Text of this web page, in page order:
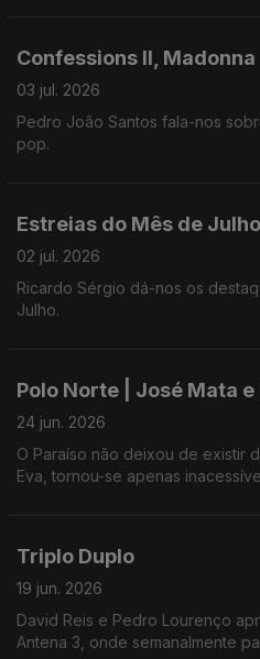
Confessions II, Madonna
03 jul. 2026
Pedro João Santos fala-nos
pop.
Estreias do Mês de Julho
02 jul. 2026
Ricardo Sérgio dá-nos os
Julho.
Polo Norte | José Mata e
24 jun. 2026
O Paraíso não deixou de existir
Eva, tornou-se apenas
Fairfield Warren.
Triplo Duplo
19 jun. 2026
David Reis e Pedro Lourenço
Antena 3, onde semanalmente